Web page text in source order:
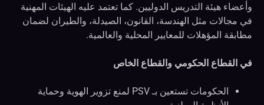
وأعضاء هيئة التدريس الدوليين. كما تعتمد عليه الهيئات المهنية
في مجالات مثل الهندسة، القانون، الصيدلة، والطيران لضمان
مطابقة المؤهلات للمعايير المحلية والعالمية.
في القطاع الحكومي والقطاع الخاص
الحكومات تستعين بـ PSV لمنع تزوير الهوية وحماية